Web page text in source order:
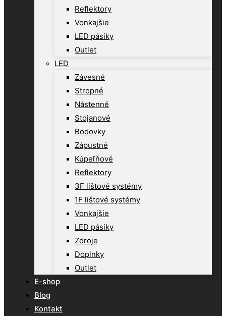
Reflektory
Vonkajšie
LED pásiky
Outlet
LED
Závesné
Stropné
Nástenné
Stojanové
Bodovky
Zápustné
Kúpeľňové
Reflektory
3F lištové systémy
1F lištové systémy
Vonkajšie
LED pásiky
Zdroje
Doplnky
Outlet
E-shop
Blog
Kontakt